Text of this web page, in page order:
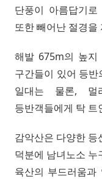
단풍이 아름답기
또한 빼어난 절경을
해발 675m의 높지
구간들이 있어 등
일대는 물론,
등반객들에게 탁 트
감악산은 다양한 등
덕분에 남녀노소 누
육산의 부드러움과